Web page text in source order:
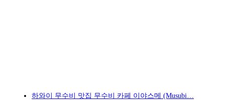
하와이 무수비 맛집 무수비 카페 이야스메 (Musubi…